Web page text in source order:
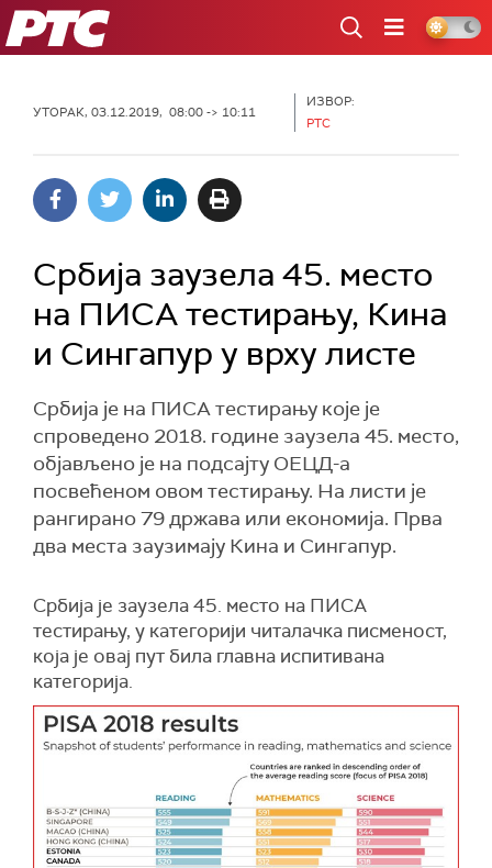
РТС
УТОРАК, 03.12.2019, 08:00 -> 10:11
ИЗВОР:
РТС
Србија заузела 45. место
на ПИСА тестирању, Кина
и Сингапур у врху листе
Србија је на ПИСА тестирању које је
спроведено 2018. године заузела 45. место,
обjављено је на подсајту ОЕЦД-а
посвећеном овом тестирању. На листи је
рангирано 79 држава или економија. Прва
два места заузимају Кина и Сингапур.
Србија је заузела 45. место на ПИСА
тестирању, у категорији читалачка писменост,
која је овај пут била главна испитивана
категорија.